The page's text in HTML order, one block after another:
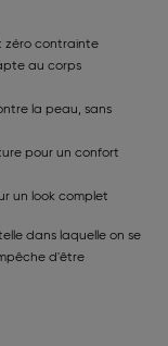
zéro contrainte
au corps
la peau, sans
pour un confort
un look complet
dans laquelle on se
d'être